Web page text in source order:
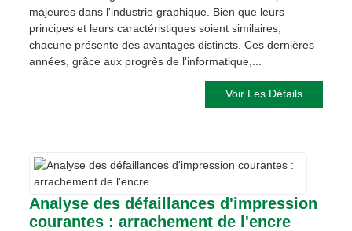
majeures dans l'industrie graphique. Bien que leurs
principes et leurs caractéristiques soient similaires,
chacune présente des avantages distincts. Ces dernières
années, grâce aux progrès de l'informatique,...
Voir Les Détails
Analyse des défaillances d'impression
courantes : arrachement de l'encre